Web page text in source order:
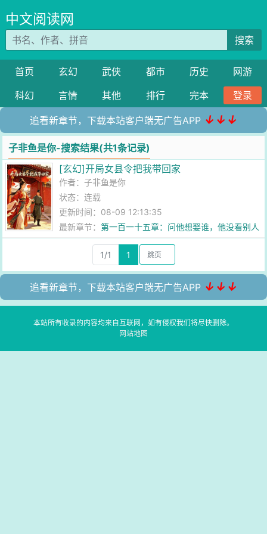
中文阅读网
搜索
首页 玄幻 武侠 都市 历史
网游
科幻
言情 其他 排行 完本 登录
追看新章节，下载本站客户端无广告APP ↓↓↓
子非鱼是你-搜索结果(共1条记录)
[玄幻]开局女县令把我带回家
作者：子非鱼是你
状态：连载
更新时间：08-09 12:13:35
最新章节：第一百一十五章：问他想娶谁，他没看别人
1/1 1
追看新章节，下载本站客户端无广告APP ↓↓↓
本站所有收录的内容均来自互联网，如有侵权我们将尽快删除。
网站地图